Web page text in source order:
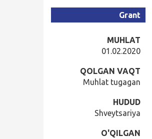
Grant
MUHLAT
01.02.2020
QOLGAN VAQT
Muhlat tugagan
HUDUD
Shveytsariya
O'QILGAN